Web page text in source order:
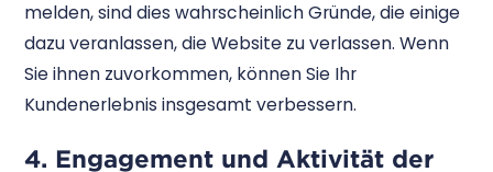
melden, sind dies wahrscheinlich Gründe, die einige
dazu veranlassen, die Website zu verlassen. Wenn
Sie ihnen zuvorkommen, können Sie Ihr
Kundenerlebnis insgesamt verbessern.
4. Engagement und Aktivität der